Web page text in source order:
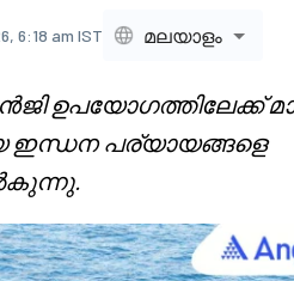
6:18 am IST മലയാളം
ഉപയോഗത്തിലേക്ക്
ഇന്ധന പര്യായങ്ങളെ